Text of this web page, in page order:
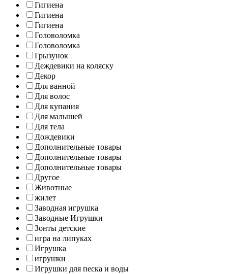
Гигиена
Гигиена
Гигиена
Головоломка
Головоломка
Грызунок
Деждевики на коляску
Декор
Для ванной
Для волос
Для купания
Для малышей
Для тела
Дождевики
Дополнительные товары
Дополнительные товары
Дополнительные товары
Другое
Животные
жилет
Заводная игрушка
Заводные Игрушки
Зонты детские
игра на липуках
Игрушка
игрушки
Игрушки для песка и воды